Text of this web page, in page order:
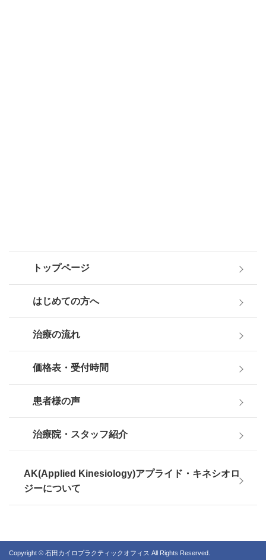
トップページ
はじめての方へ
治療の流れ
価格表・受付時間
患者様の声
治療院・スタッフ紹介
AK(Applied Kinesiology)アプライド・キネシオロ
ジーについて
Copyright © 石田カイロプラクティックオフィス All Rights Reserved.